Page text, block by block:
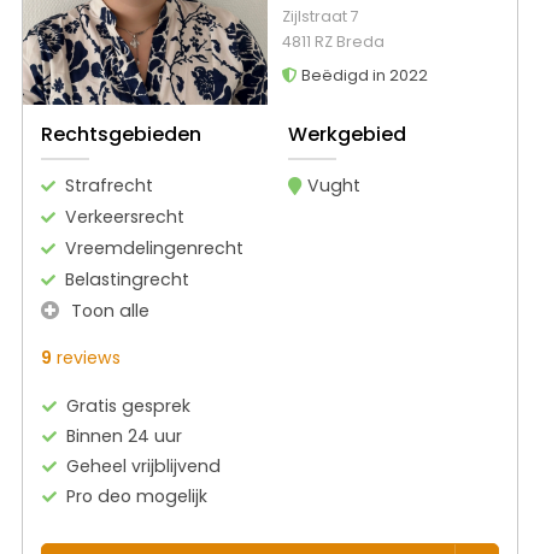
Zijlstraat 7
4811 RZ Breda
Beëdigd in 2022
Rechtsgebieden
Strafrecht
Verkeersrecht
Vreemdelingenrecht
Belastingrecht
Toon alle
Werkgebied
Vught
9 reviews
Gratis gesprek
Binnen 24 uur
Geheel vrijblijvend
Pro deo mogelijk